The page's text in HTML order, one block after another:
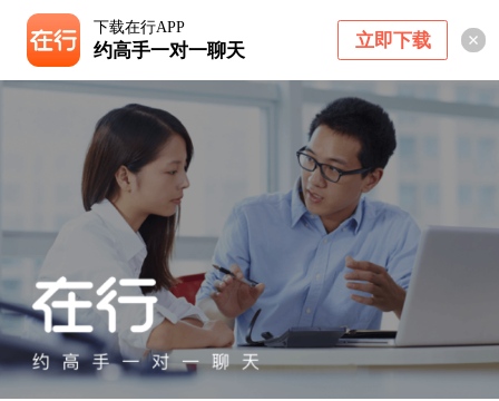
下载在行APP
约高手一对一聊天 立即下载